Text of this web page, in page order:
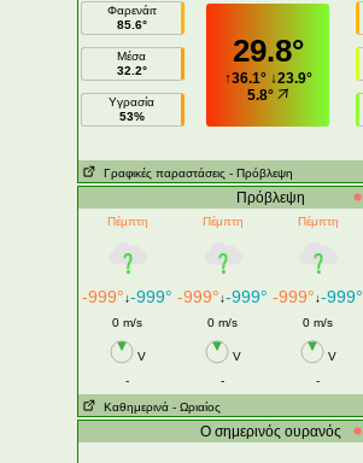
Φαρενάιτ
85.6°
Μέσα
32.2°
Υγρασία
53%
29.8°
↑36.1°↓23.9°
5.8°
Γραφικές παραστάσεις - Πρόβλεψη
Πρόβλεψη
Πέμπτη
Πέμπτη Πέμπτη
-999°↓-999° -999°↓-999° -999°↓-999°
0 m/s 0 m/s 0 m/s
V V V
-
- -
Καθημερινά - Ωριαίος
Ο σημερινός ουρανός